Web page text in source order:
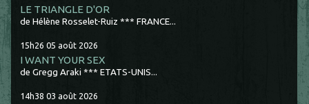
LE TRIANGLE D'OR
de Hélène Rosselet-Ruiz *** FRANCE...
15h26 05 août 2026
I WANT YOUR SEX
de Gregg Araki *** ETATS-UNIS...
14h38 03 août 2026